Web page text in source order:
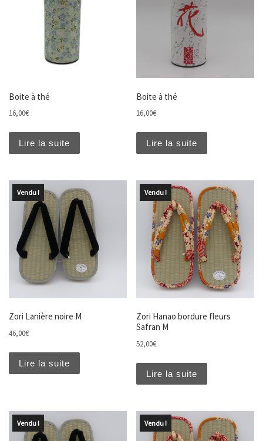
Boite à thé
16,00€
Lire la suite
Boite à thé
16,00€
Lire la suite
Vendu !
Zori Lanière noire M
46,00€
Lire la suite
Vendu !
Zori Hanao bordure fleurs
Safran M
52,00€
Lire la suite
Vendu ! Vendu !